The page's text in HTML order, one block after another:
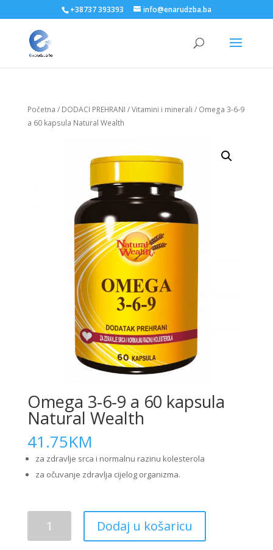
+38737 393393 info@enarudzba.ba
Početna / DODACI PREHRANI /Vitamini i minerali / Omega 3-6-9
a 60 kapsula Natural Wealth
Omega 3-6-9 a 60 kapsula
Natural Wealth
41.75KM
za zdravlje srca i normalnu razinu kolesterola
za očuvanje zdravlja cijelog organizma.
6-
Dodaj u košaricu